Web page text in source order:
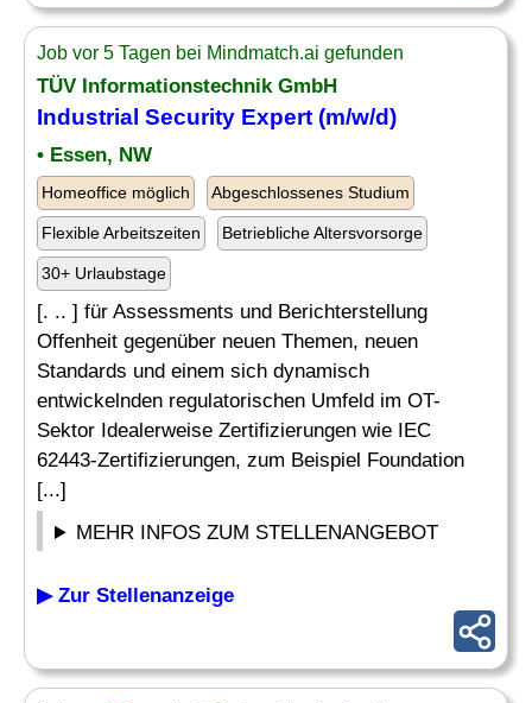
Job vor 5 Tagen bei Mindmatch.ai gefunden
TÜV Informationstechnik GmbH
Industrial Security Expert (m/w/d)
• Essen, NW
Homeoffice möglich Abgeschlossenes Studium
Flexible Arbeitszeiten Betriebliche Altersvorsorge
30+ Urlaubstage
[. .. ] für Assessments und Berichterstellung
Offenheit gegenüber neuen Themen, neuen
Standards und einem sich dynamisch
entwickelnden regulatorischen Umfeld im OT-
Sektor Idealerweise Zertifizierungen wie IEC
62443-Zertifizierungen, zum Beispiel Foundation
[...]
MEHR INFOS ZUM STELLENANGEBOT
▶ Zur Stellenanzeige